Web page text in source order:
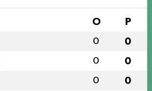
O P
0 0
0 0
0 0